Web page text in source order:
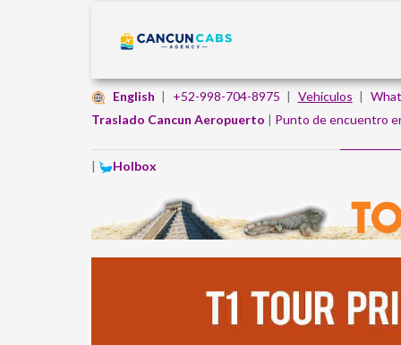
English | +52-998-704-8975 | Vehiculos |
Traslado Cancun Aeropuerto | Punto de encuentro
| Holbox